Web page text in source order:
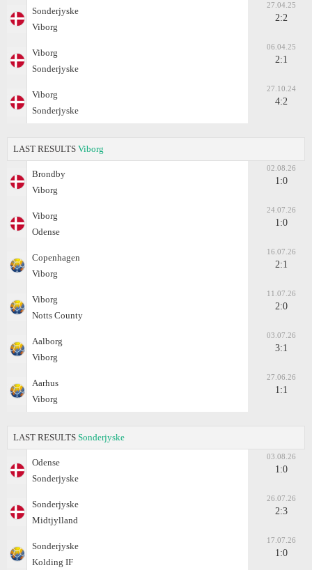
Sonderjyske
Viborg
27.04.25
2:2
Viborg
Sonderjyske
06.04.25
2:1
Viborg
Sonderjyske
27.10.24
4:2
LAST RESULTS Viborg
Brondby
Viborg
02.08.26
1:0
Viborg
Odense
24.07.26
1:0
Copenhagen
Viborg
16.07.26
2:1
Viborg
Notts County
11.07.26
2:0
Aalborg
Viborg
03.07.26
3:1
Aarhus
Viborg
27.06.26
1:1
LAST RESULTS Sonderjyske
Odense
Sonderjyske
03.08.26
1:0
Sonderjyske
Midtjylland
26.07.26
2:3
Sonderjyske
Kolding IF
17.07.26
1:0